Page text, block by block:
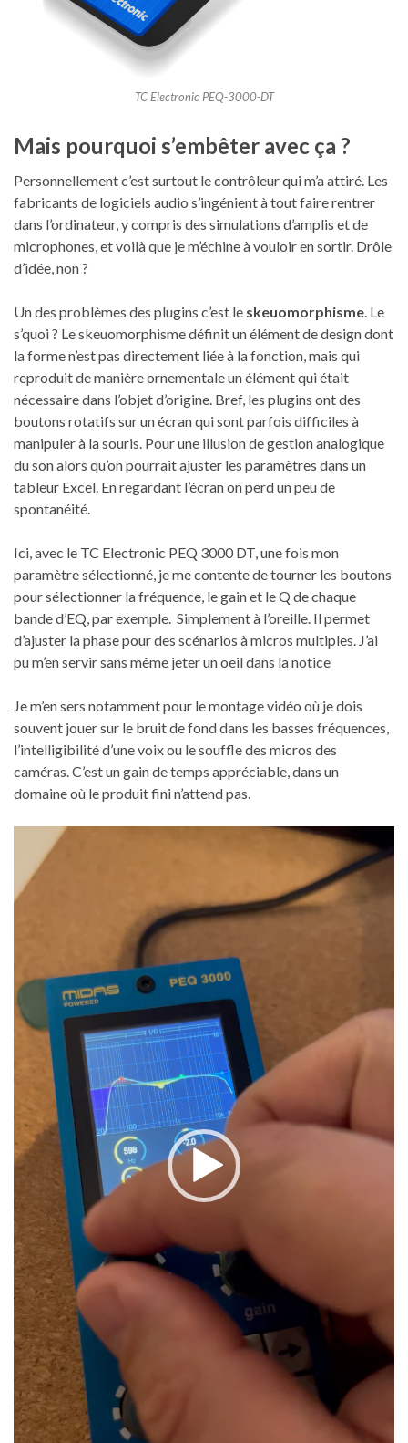
TC Electronic PEQ-3000-DT
Mais pourquoi s’embêter avec ça ?
Personnellement c’est surtout le contrôleur qui m’a attiré. Les
fabricants de logiciels audio s’ingénient à tout faire rentrer
dans l’ordinateur, y compris des simulations d’amplis et de
microphones, et voilà que je m’échine à vouloir en sortir. Drôle
d’idée, non ?
Un des problèmes des plugins c’est le skeuomorphisme. Le
s’quoi ? Le skeuomorphisme définit un élément de design dont
la forme n’est pas directement liée à la fonction, mais qui
reproduit de manière ornementale un élément qui était
nécessaire dans l’objet d’origine. Bref, les plugins ont des
boutons rotatifs sur un écran qui sont parfois difficiles à
manipuler à la souris. Pour une illusion de gestion analogique
du son alors qu’on pourrait ajuster les paramètres dans un
tableur Excel. En regardant l’écran on perd un peu de
spontanéité.
Ici, avec le TC Electronic PEQ 3000 DT, une fois mon
paramètre sélectionné, je me contente de tourner les boutons
pour sélectionner la fréquence, le gain et le Q de chaque
bande d’EQ, par exemple. Simplement à l’oreille. Il permet
d’ajuster la phase pour des scénarios à micros multiples. J’ai
pu m’en servir sans même jeter un oeil dans la notice
Je m’en sers notamment pour le montage vidéo où je dois
souvent jouer sur le bruit de fond dans les basses fréquences,
l’intelligibilité d’une voix ou le souffle des micros des
caméras. C’est un gain de temps appréciable, dans un
domaine où le produit fini n’attend pas.
Lecteur
vidéo